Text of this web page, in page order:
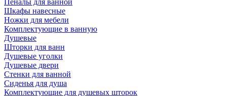
Пеналы для ванной
Шкафы навесные
Ножки для мебели
Комплектующие в ванную
Душевые
Шторки для ванн
Душевые уголки
Душевые двери
Стенки для ванной
Сиденья для душа
Комплектующие для душевых шторок